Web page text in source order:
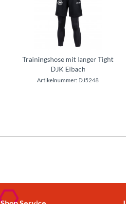
Trainingshose mit langer Tight
DJK Eibach
Artikelnummer: DJ5248